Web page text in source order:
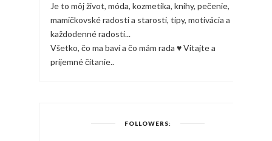
Je to môj život, móda, kozmetika, knihy, pečenie,
mamičkovské radosti a starosti, tipy, motivácia a
každodenné radosti...
Všetko, čo ma baví a čo mám rada ♥ Vitajte a
príjemné čítanie..
FOLLOWERS: